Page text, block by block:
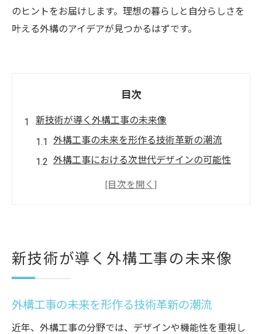
のヒントをお届けします。理想の暮らしと自分らしさを
叶える外構のアイデアが見つかるはずです。
目次
新技術が導く外構工事の未来像
外構工事の未来を形作る技術革新の潮流
外構工事における次世代デザインの可能性
新技術による外構工事の価値向上ポイント
外構工事を変える最新技術の進化
外構工事に革新をもたらす最新技術とは
進化する外構工事の施工方法とその特徴
新技術が導く外構工事の未来像
外構工事の未来を形作る技術革新の潮流
近年、外構工事の分野では、デザインや機能性を重視し